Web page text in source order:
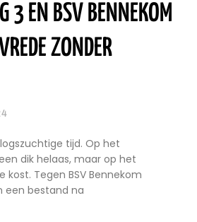
3 EN BSV BENNEKOM
ZONDER
tijd. Op het
dik helaas, maar op het
kost. Tegen BSV Bennekom
een bestand na